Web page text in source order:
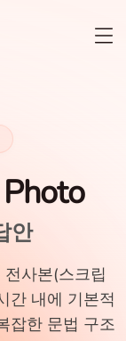
안
사본(스크립
간 내에 기본적
잡한 문법 구조